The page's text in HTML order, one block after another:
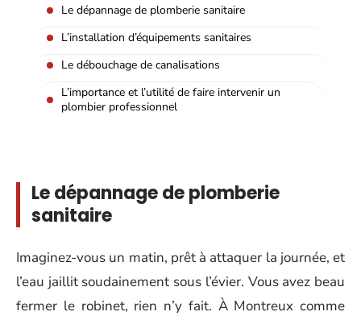
Le dépannage de plomberie sanitaire
L’installation d’équipements sanitaires
Le débouchage de canalisations
L’importance et l’utilité de faire intervenir un
plombier professionnel
Le dépannage de plomberie
sanitaire
Imaginez-vous un matin, prêt à attaquer la journée, et
l’eau jaillit soudainement sous l’évier. Vous avez beau
fermer le robinet, rien n’y fait. À Montreux comme